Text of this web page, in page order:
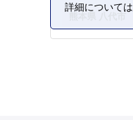
詳細については